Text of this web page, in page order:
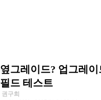
옆그레이드? 업그레
필드 테스트
권구희